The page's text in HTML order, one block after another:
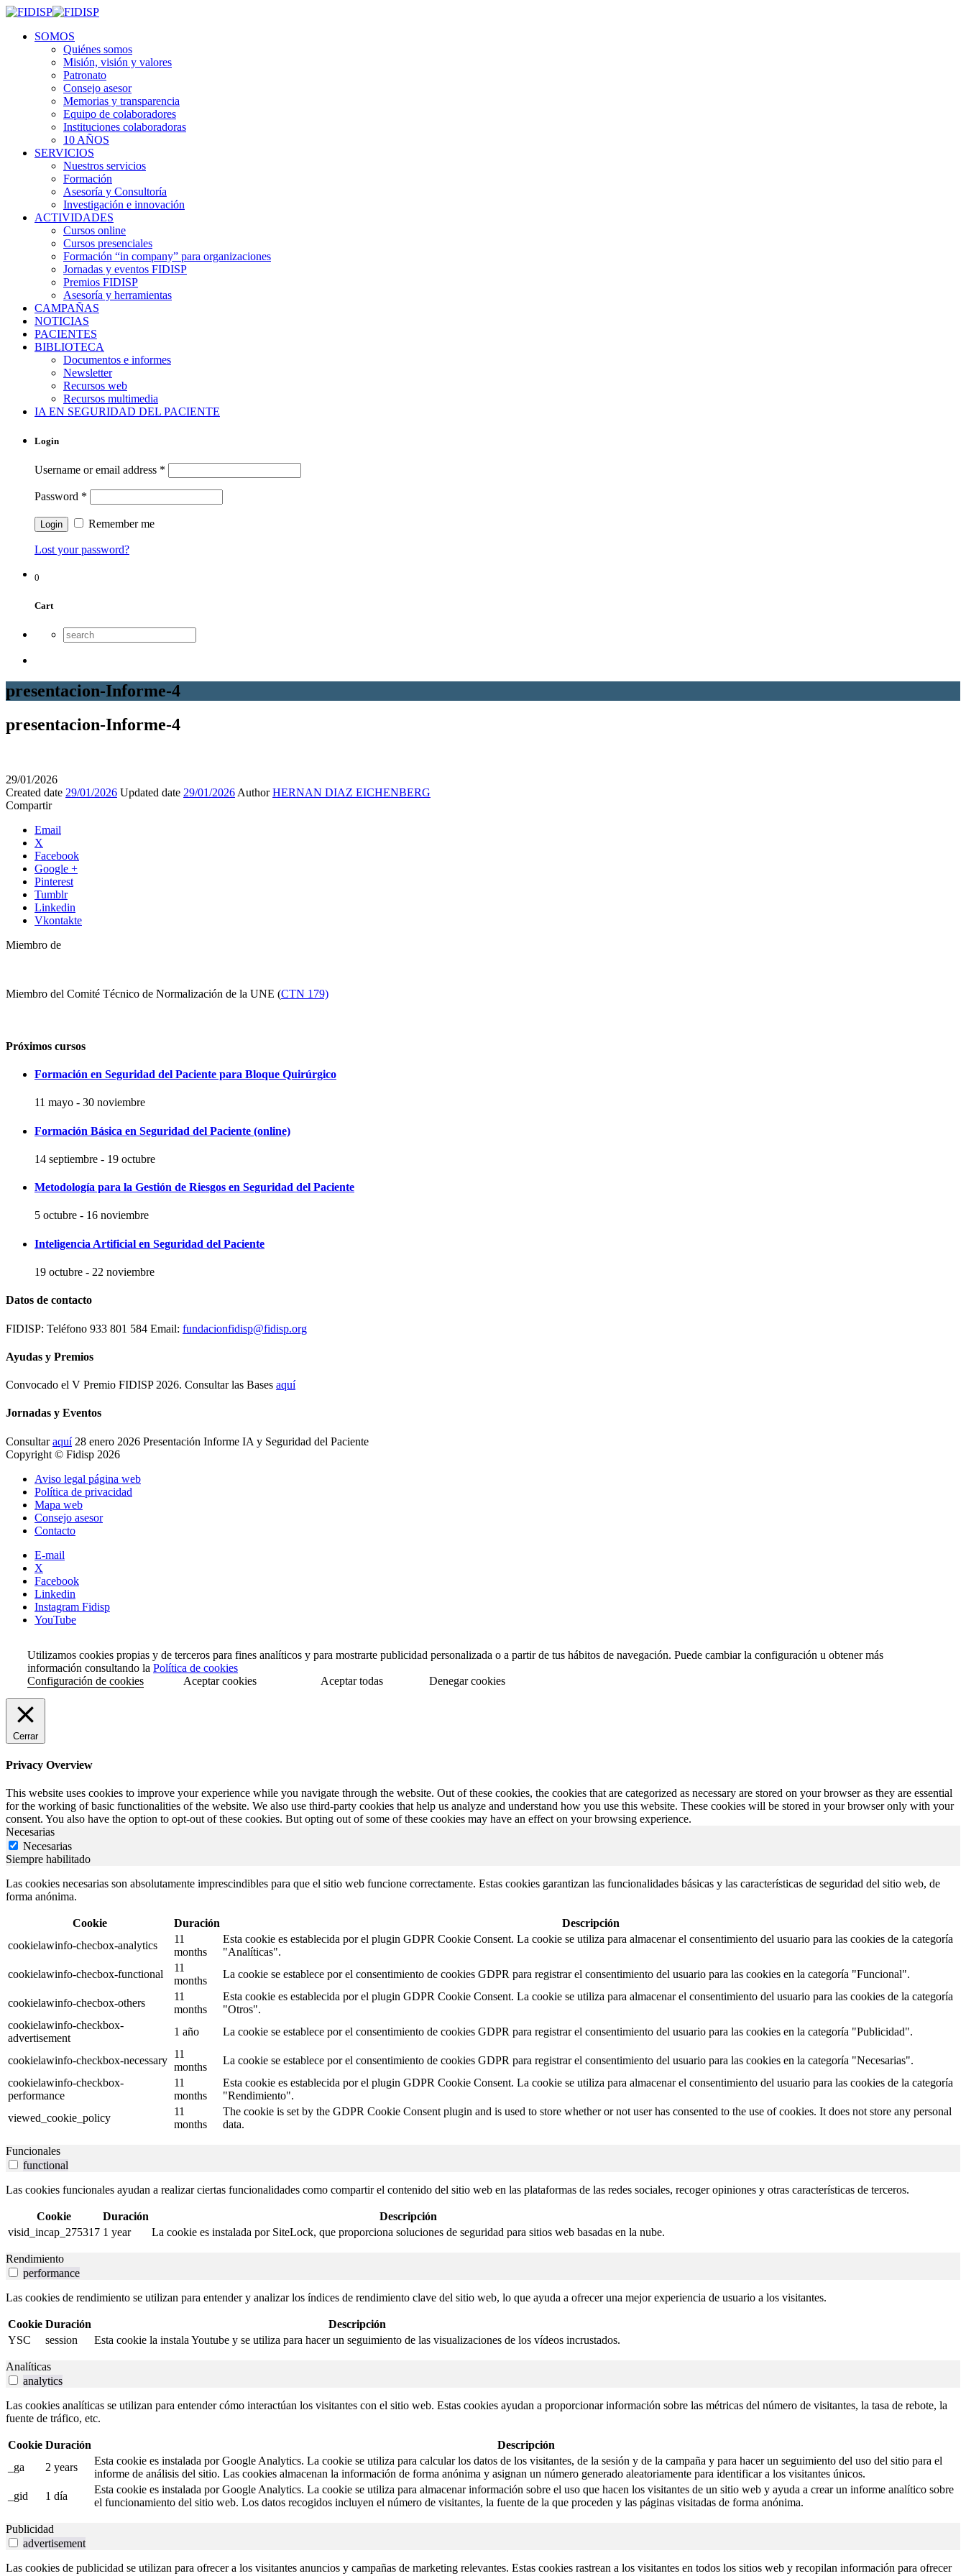
SOMOS
Quiénes somos
Misión, visión y valores
Patronato
Consejo asesor
Memorias y transparencia
Equipo de colaboradores
Instituciones colaboradoras
10 AÑOS
SERVICIOS
Nuestros servicios
Formación
Asesoría y Consultoría
Investigación e innovación
ACTIVIDADES
Cursos online
Cursos presenciales
Formación “in company” para organizaciones
Jornadas y eventos FIDISP
Premios FIDISP
Asesoría y herramientas
CAMPAÑAS
NOTICIAS
PACIENTES
BIBLIOTECA
Documentos e informes
Newsletter
Recursos web
Recursos multimedia
IA EN SEGURIDAD DEL PACIENTE
Login
Username or email address *
Password *
Remember me
Lost your password?
0
Cart
presentacion-Informe-4
presentacion-Informe-4
29/01/2026
Created date 29/01/2026 Updated date 29/01/2026 AuthorHERNAN DIAZ EICHENBERG
Compartir
Email
X
Facebook
Google +
Pinterest
Tumblr
Linkedin
Vkontakte
Miembro de
Miembro del Comité Técnico de Normalización de la UNE (CTN 179)
Próximos cursos
Formación en Seguridad del Paciente para Bloque Quirúrgico
11 mayo - 30 noviembre
Formación Básica en Seguridad del Paciente (online)
14 septiembre - 19 octubre
Metodología para la Gestión de Riesgos en Seguridad del Paciente
5 octubre - 16 noviembre
Inteligencia Artificial en Seguridad del Paciente
19 octubre - 22 noviembre
Datos de contacto
FIDISP: Teléfono 933 801 584 Email: fundacionfidisp@fidisp.org
Ayudas y Premios
Convocado el V Premio FIDISP 2026. Consultar las Bases aquí
Jornadas y Eventos
Consultaraquí28 enero 2026 Presentación Informe IA y Seguridad del Paciente
Copyright © Fidisp 2026
Aviso legal página web
Política de privacidad
Mapa web
Consejo asesor
Contacto
E-mail
X
Facebook
Linkedin
Instagram Fidisp
YouTube
Utilizamos cookies propias y de terceros para fines analíticos y para mostrarte publicidad personalizada o a partir de tus hábitos de navegación. Puede cambiar la configuración u obtener más
información consultando la Política de cookies
Configuración de cookies
Aceptar cookies Aceptar todas Denegar cookies
Cerrar
Privacy Overview
This website uses cookies to improve your experience while you navigate through the website. Out of these cookies, the cookies that are categorized as necessary are stored on your browser as they are essential
for the working of basic functionalities of the website. We also use third-party cookies that help us analyze and understand how you use this website. These cookies will be stored in your browser only with your
consent. You also have the option to opt-out of these cookies. But opting out of some of these cookies may have an effect on your browsing experience.
Necesarias
Necesarias
Siempre habilitado
Las cookies necesarias son absolutamente imprescindibles para que el sitio web funcione correctamente. Estas cookies garantizan las funcionalidades básicas y las características de seguridad del sitio web, de
forma anónima.
Cookie Duración
Descripción
cookielawinfo-checbox-analytics
11
months
Esta cookie es establecida por el plugin GDPR Cookie Consent. La cookie se utiliza para almacenar el consentimiento del usuario para las cookies de la categoría
"Analíticas".
cookielawinfo-checbox-functional
11
months
La cookie se establece por el consentimiento de cookies GDPR para registrar el consentimiento del usuario para las cookies en la categoría "Funcional".
cookielawinfo-checbox-others
11
months
Esta cookie es establecida por el plugin GDPR Cookie Consent. La cookie se utiliza para almacenar el consentimiento del usuario para las cookies de la categoría
"Otros".
cookielawinfo-checkbox-
advertisement
1 año La cookie se establece por el consentimiento de cookies GDPR para registrar el consentimiento del usuario para las cookies en la categoría "Publicidad".
cookielawinfo-checkbox-necessary
11
months
La cookie se establece por el consentimiento de cookies GDPR para registrar el consentimiento del usuario para las cookies en la categoría "Necesarias".
cookielawinfo-checkbox-
performance
11
months
Esta cookie es establecida por el plugin GDPR Cookie Consent. La cookie se utiliza para almacenar el consentimiento del usuario para las cookies de la categoría
"Rendimiento".
viewed_cookie_policy
11
months
The cookie is set by the GDPR Cookie Consent plugin and is used to store whether or not user has consented to the use of cookies. It does not store any personal
data.
Funcionales
functional
Las cookies funcionales ayudan a realizar ciertas funcionalidades como compartir el contenido del sitio web en las plataformas de las redes sociales, recoger opiniones y otras características de terceros.
Cookie Duración
Descripción
visid_incap_275317 1 year La cookie es instalada por SiteLock, que proporciona soluciones de seguridad para sitios web basadas en la nube.
Rendimiento
performance
Las cookies de rendimiento se utilizan para entender y analizar los índices de rendimiento clave del sitio web, lo que ayuda a ofrecer una mejor experiencia de usuario a los visitantes.
Cookie Duración
Descripción
YSC
session Esta cookie la instala Youtube y se utiliza para hacer un seguimiento de las visualizaciones de los vídeos incrustados.
Analíticas
analytics
Las cookies analíticas se utilizan para entender cómo interactúan los visitantes con el sitio web. Estas cookies ayudan a proporcionar información sobre las métricas del número de visitantes, la tasa de rebote, la
fuente de tráfico, etc.
Cookie Duración
Descripción
_ga
2 years
Esta cookie es instalada por Google Analytics. La cookie se utiliza para calcular los datos de los visitantes, de la sesión y de la campaña y para hacer un seguimiento del uso del sitio para el
informe de análisis del sitio. Las cookies almacenan la información de forma anónima y asignan un número generado aleatoriamente para identificar a los visitantes únicos.
_gid
1 día
Esta cookie es instalada por Google Analytics. La cookie se utiliza para almacenar información sobre el uso que hacen los visitantes de un sitio web y ayuda a crear un informe analítico sobre
el funcionamiento del sitio web. Los datos recogidos incluyen el número de visitantes, la fuente de la que proceden y las páginas visitadas de forma anónima.
Publicidad
advertisement
Las cookies de publicidad se utilizan para ofrecer a los visitantes anuncios y campañas de marketing relevantes. Estas cookies rastrean a los visitantes en todos los sitios web y recopilan información para ofrecer